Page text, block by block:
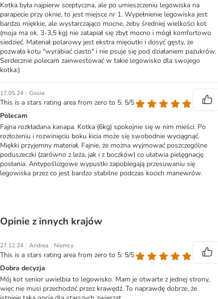
Kotka była najpierw sceptyczna, ale po umieszczeniu legowiska na
parapecie przy oknie, to jest miejsce nr 1. Wypełnienie legowiska jest
bardzo miękkie, ale wystarczająco mocne, żeby średniej wielkości kot
(moja ma ok. 3-3,5 kg) nie zatapiał się zbyt mocno i mógł komfortowo
siedzieć. Materiał polarowy jest ekstra mięciutki i dosyć gęsty, że
pozwała kotu "wyrabiać ciasto" i nie psuje się pod działaniem pazukrów.
Serdecznie polecam zainwestować w takie legowisko dla swojego
kotka:)
17.05.24 | Gosia
This is a stars rating area from zero to 5: 5/5
Polecam
Fajna rozkładana kanapa. Kotka (6kg) spokojnie się w nim mieści. Po
rozłożeniu i rozwinięciu boku kicia może się swobodnie wyciągnąć.
Miękki przyjemny materiał. Fajnie, że można wyjmować poszczególne
poduszeczki (zarówno z leża, jak i z boczków) co ułatwia pielęgnację
posłania. Antypoślizgowe wypustki zapobiegają przesuwaniu się
legowiska przez co jest bardzo stabilne podczas kocich manewrów.
Opinie z innych krajów
27.12.24 | Andrea | Niemcy
This is a stars rating area from zero to 5: 5/5
Dobra decyzja
Mój kot senior uwielbia to legowisko. Mam je otwarte z jednej strony,
więc nie musi przechodzić przez krawędź. To naprawdę dobrze, że